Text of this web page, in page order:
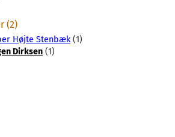
(2)
Højte Stenbæk(1)
Dirksen (1)